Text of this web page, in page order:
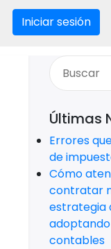
Iniciar sesión
Últimas
Errores
de
Cómo
contratar
estrategia
contables